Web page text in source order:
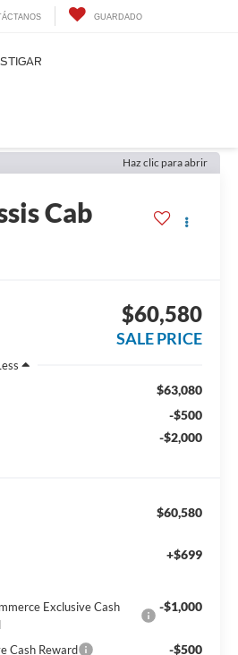
GUARDADO
Haz clic para abrir
Cab
$60,580
SALE PRICE
$63,080
-$500
-$2,000
$60,580
+$699
Exclusive Cash
-$1,000
Cash Reward -$500